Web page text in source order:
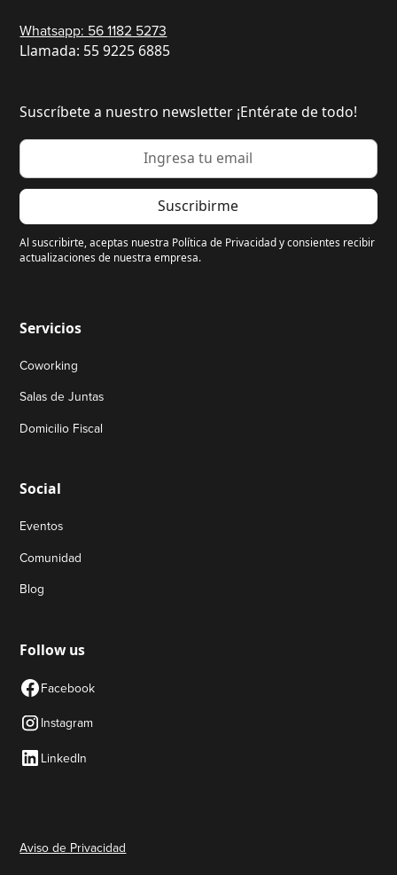
Whatsapp: 56 1182 5273
Llamada: 55 9225 6885
Suscríbete a nuestro newsletter ¡Entérate de todo!
Al suscribirte, aceptas nuestra Política de Privacidad y consientes recibir
actualizaciones de nuestra empresa.
Servicios
Coworking
Salas de Juntas
Domicilio Fiscal
Social
Eventos
Comunidad
Blog
Follow us
Facebook
Instagram
LinkedIn
Aviso de Privacidad